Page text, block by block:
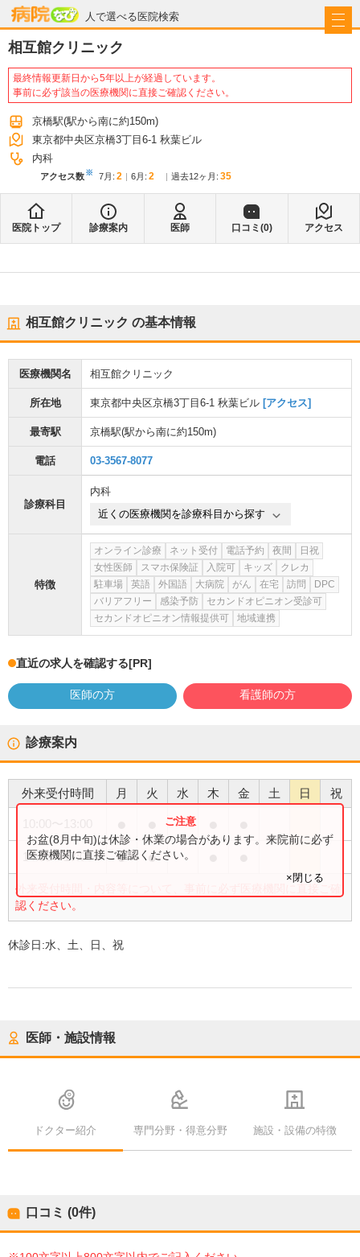
人で選べる医院検索
病院なび
相互館クリニック
最終情報更新日から5年以上が経過しています。
事前に必ず該当の医療機関に直接ご確認ください。
京橋駅(駅から南に約150m)
東京都中央区京橋3丁目6-1 秋葉ビル
内科
アクセス数※ 7月 : 2 6月 : 2 過去12ヶ月: 35
医院トップ 診療案内 医師 口コミ(0) アクセス
相互館クリニック の基本情報
医療機関名 相互館クリニック
所在地 東京都中央区京橋3丁目6-1 秋葉ビル [アクセス]
最寄駅 京橋駅(駅から南に約150m)
電話 03-3567-8077
診療科目
内科
近くの医療機関を診療科目から探す
特徴
オンライン診療 ネット受付 電話予約 夜間
日祝
女性医師
スマホ保険証 入院可 キッズ
クレカ
駐車場
英語 外国語 大病院 がん 在宅 訪問
DPC
バリアフリー
感染予防
セカンドオピニオン受診可
セカンドオピニオン情報提供可
地域連携
直近の求人を確認する[PR]
医師の方 看護師の方
診療案内
外来受付時間 月 火 水 木 金 土 日 祝
14:00〜17:00 ● ●
外来受付時間・内容等について、事前に必ず医療機関に直接ご確
認ください。
お盆(8月中旬)は休診・休業の場合があります。来院前に必ず
医療機関に直接ご確認ください。
×閉じる
休診日:水、土、日、祝
医師・施設情報
ドクター紹介 専門分野・得意分野 施設・設備の特徴
口コミ (0件)